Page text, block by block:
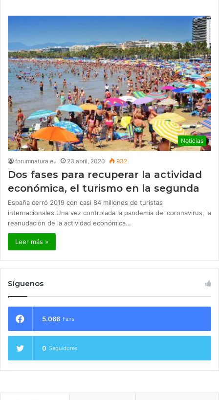
Noticias
forumnatura.eu 23 abril, 2020 932
Dos fases para recuperar la actividad
económica, el turismo en la segunda
España cerró 2019 con casi 84 millones de turistas
internacionales.Una vez controlada la pandemia del coronavirus, la
reanudación de la actividad económica…
Leer más »
Síguenos
5.066 Fans
0 Seguidores